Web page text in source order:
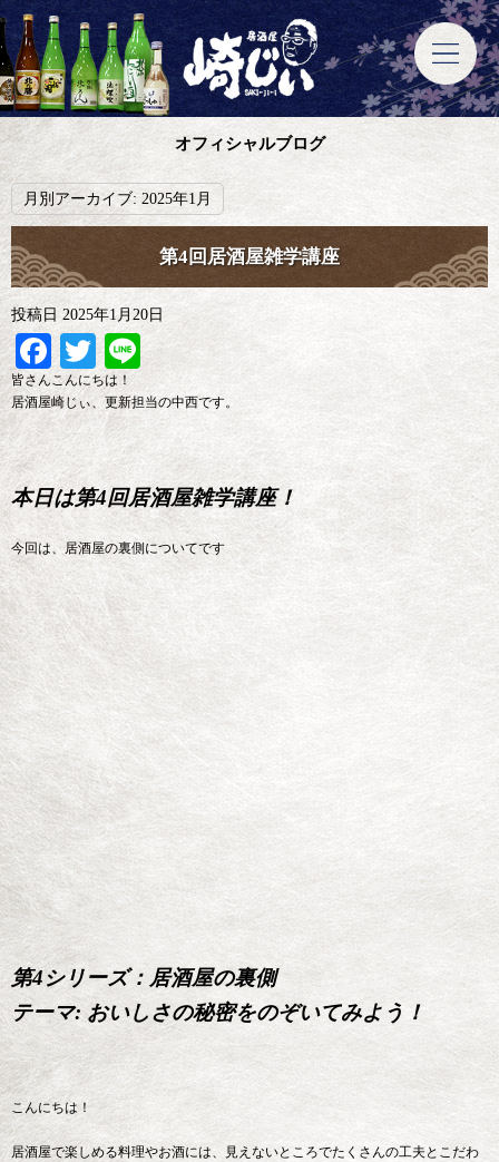
オフィシャルブログ
月別アーカイブ:2025年1月
第4回居酒屋雑学講座
投稿日 2025年1月20日
Facebook
Twitter
Line
皆さんこんにちは！
居酒屋崎じぃ、更新担当の中西です。
本日は第4回居酒屋雑学講座！
今回は、居酒屋の裏側についてです
第4シリーズ：居酒屋の裏側
テーマ: おいしさの秘密をのぞいてみよう！
こんにちは！
居酒屋で楽しめる料理やお酒には、見えないところでたくさんの工夫とこだわ